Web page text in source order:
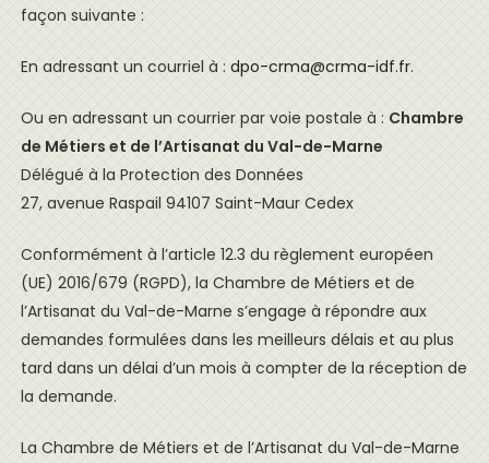
façon suivante :
En adressant un courriel à :dpo-crma@crma-idf.fr.
Ou en adressant un courrier par voie postale à : Chambre
de Métiers et de l’Artisanat du Val-de-Marne
Délégué à la Protection des Données
27, avenue Raspail 94107 Saint-Maur Cedex
Conformément à l’article 12.3 du règlement européen
(UE) 2016/679 (RGPD), la Chambre de Métiers et de
l’Artisanat du Val-de-Marne s’engage à répondre aux
demandes formulées dans les meilleurs délais et au plus
tard dans un délai d’un mois à compter de la réception de
la demande.
La Chambre de Métiers et de l’Artisanat du Val-de-Marne